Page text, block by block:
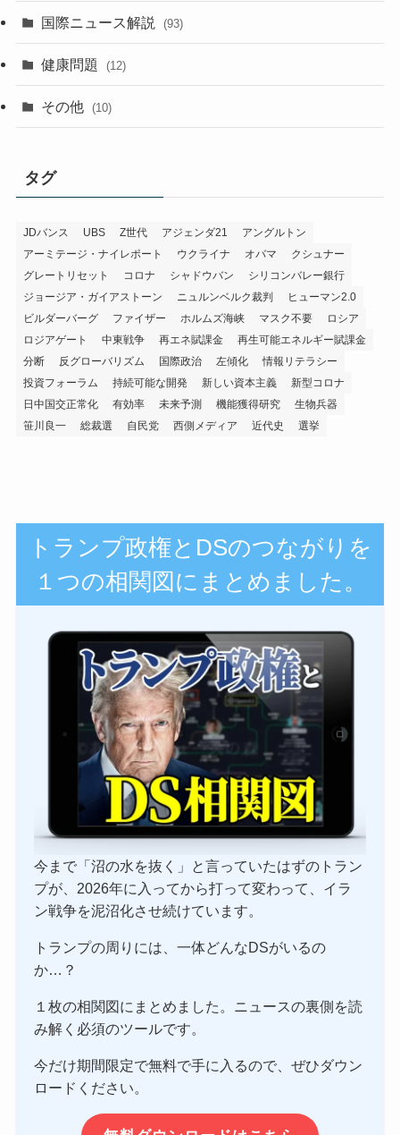
国際ニュース解説 (93)
健康問題 (12)
その他 (10)
タグ
JDバンス UBS Z世代 アジェンダ21
アングルトン
アーミテージ・ナイレポート
ウクライナ オバマ
クシュナー
グレートリセット
コロナ シャドウバン
シリコンバレー銀行
ジョージア・ガイアストーン
ニュルンベルク裁判
ヒューマン2.0
ビルダーバーグ
ファイザー ホルムズ海峡 マスク不要
ロシア
ロジアゲート
中東戦争 再エネ賦課金
再生可能エネルギー賦課金
分断
反グローバリズム 国際政治 左傾化
情報リテラシー
投資フォーラム
持続可能な開発 新しい資本主義
新型コロナ
日中国交正常化
有効率 未来予測 機能獲得研究
生物兵器
笹川良一
総裁選 自民党 西側メディア 近代史 選挙
トランプ政権とDSのつながりを
１つの相関図にまとめました。
今まで「沼の水を抜く」と言っていたはずのトラン
プが、2026年に入ってから打って変わって、イラ
ン戦争を泥沼化させ続けています。
トランプの周りには、一体どんなDSがいるの
か…？
１枚の相関図にまとめました。ニュースの裏側を読
み解く必須のツールです。
今だけ期間限定で無料で手に入るので、ぜひダウン
ロードください。